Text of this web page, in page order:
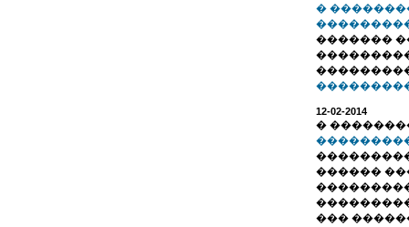
�
�������
12-02-2014
�
������
���